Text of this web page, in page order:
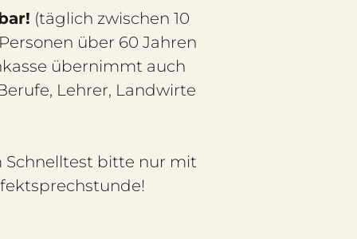
(täglich zwischen 10
über 60 Jahren
übernimmt auch
Lehrer, Landwirte
Schnelltest bitte nur mit